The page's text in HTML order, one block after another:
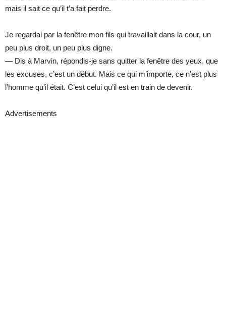
mais il sait ce qu’il t’a fait perdre.
Je regardai par la fenêtre mon fils qui travaillait dans la cour, un
peu plus droit, un peu plus digne.
— Dis à Marvin, répondis-je sans quitter la fenêtre des yeux, que
les excuses, c’est un début. Mais ce qui m’importe, ce n’est plus
l’homme qu’il était. C’est celui qu’il est en train de devenir.
Advertisements